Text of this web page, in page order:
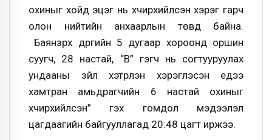
охиныг хойд эцэг нь хүчирхийлсэн хэрэг гарч
олон нийтийн анхаарлын төвд байна.
Баянзүрх дүүргийн 5 дугаар хороонд оршин
суугч, 28 настай, “В” гэгч нь согтууруулах
ундааны зүйл хэтрүүлэн хэрэглэсэн үедээ
хамтран амьдрагчийн 6 настай охиныг
хүчирхийлсэн” гэх гомдол мэдээлэл
цагдаагийн байгууллагад 20:48 цагт иржээ.